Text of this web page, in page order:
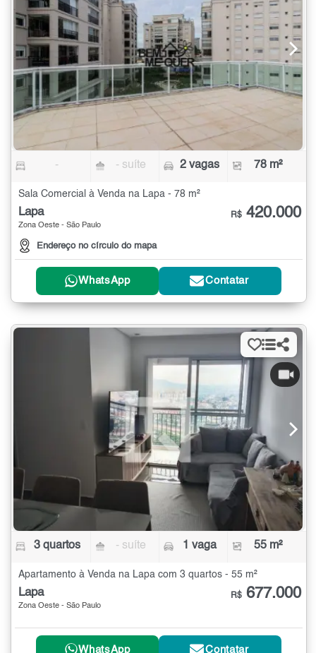
- - suíte 2 vagas 78 m²
Sala Comercial à Venda na Lapa - 78 m²
Lapa
Zona Oeste - São Paulo
Endereço no círculo do mapa
R$ 420.000
WhatsApp Contatar
3 quartos - suíte 1 vaga 55 m²
Apartamento à Venda na Lapa com 3 quartos - 55 m²
Lapa
Zona Oeste - São Paulo
R$ 677.000
WhatsApp Contatar